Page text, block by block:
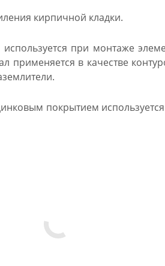
кирпичной кладки.
при монтаже
применяется в качестве
покрытием